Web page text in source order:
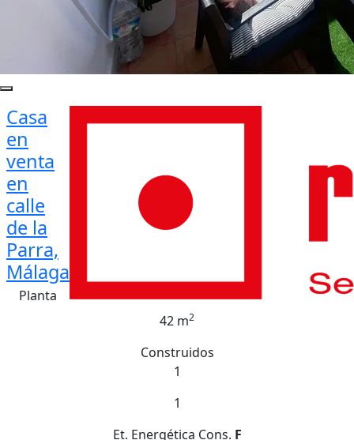
Casa
en
venta
en
calle
de la
Parra,
Málaga
Planta
42 m2
Construidos
1
1
Et. Energética Cons. F